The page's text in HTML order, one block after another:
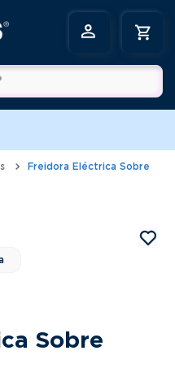
Freidora Eléctrica Sobre
Sobre